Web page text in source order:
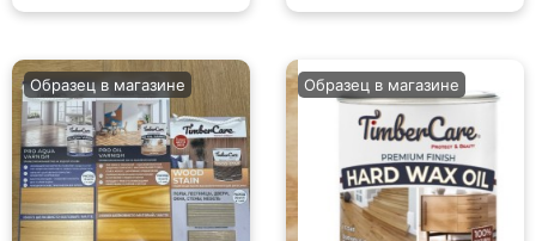
Образец в магазине Образец в магазине